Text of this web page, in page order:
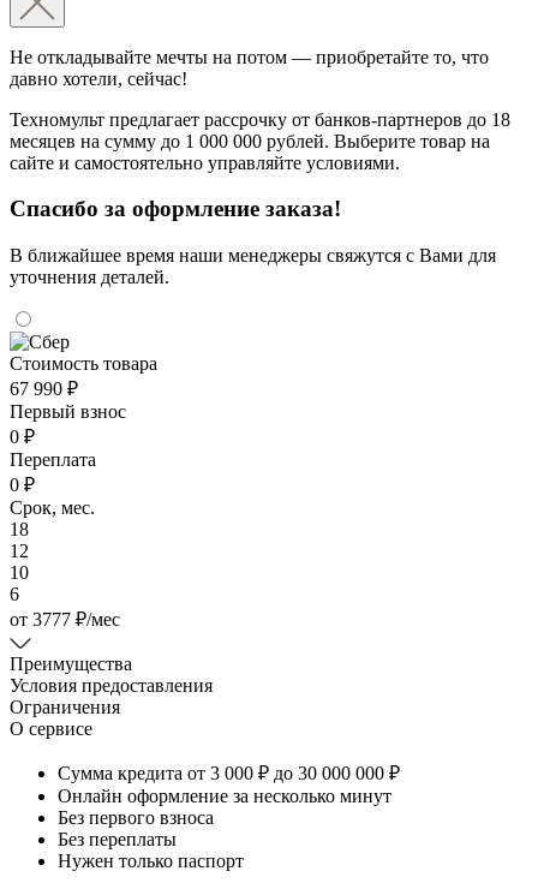
Не откладывайте мечты на потом — приобретайте то, что
давно хотели, сейчас!
Техномульт предлагает рассрочку от банков-партнеров до 18
месяцев на сумму до 1 000 000 рублей. Выберите товар на
сайте и самостоятельно управляйте условиями.
Спасибо за оформление заказа!
В ближайшее время наши менеджеры свяжутся с Вами для
уточнения деталей.
Стоимость товара
67 990 ₽
Первый взнос
0 ₽
Переплата
0 ₽
Срок, мес.
18
12
10
6
от 3777 ₽/мес
Преимущества
Условия предоставления
Ограничения
О сервисе
Сумма кредита от 3 000 ₽ до 30 000 000 ₽
Онлайн оформление за несколько минут
Без первого взноса
Без переплаты
Нужен только паспорт